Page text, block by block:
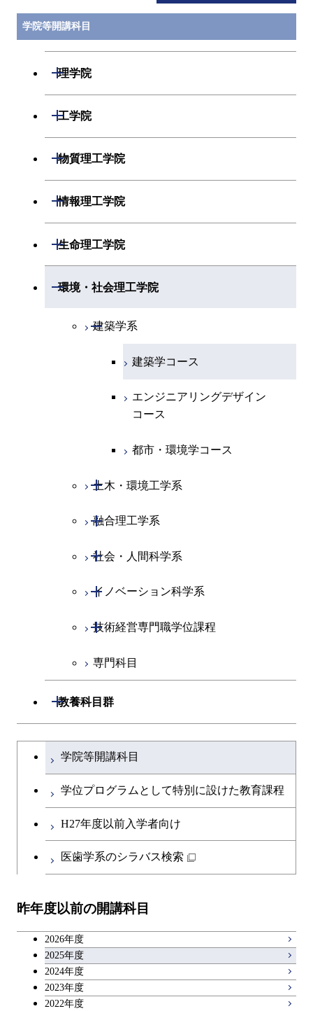
学院等開講科目
理学院
開閉
物理学コース
化学系
開閉
エネルギー・情報コース
物質・情報卓越コース
地球生命コース
専門科目
工学院
開閉
機械系
開閉
エネルギーコース
エンジニアリングデザイン
ース
原子核工学コース
システム制御コース
電気電子系
開閉
エネルギーコース
エネルギー・情報コース
ライフエンジニアリングコ
原子核工学コース
人間医療科学技術コース
物質・情報卓越コース
情報通信コース
エンジニアリングデザイン
ース
経営工学系
開閉
経営工学コース
エンジニアリングデザイン
専門科目
物質理工学院
開閉
材料系
開閉
エネルギーコース
ース
原子核工学コース
応用化学コース
ース
専門科目
情報理工学院
開閉
数理・計算科学系
開閉
ース
知能情報コース
生命理工学院
開閉
生命理工学系
開閉
生命理工学コース
ライフエンジニアリングコ
人間医療科学技術コース
物質・情報卓越コース
専門科目
環境・社会理工学院
開閉
建築学系
開閉
建築学コース
エンジニアリングデザイン
コース
都市・環境学コース
土木・環境工学系
開閉
土木工学コース
エンジニアリングデザイン
融合理工学系
開閉
地球環境共創コース
エネルギーコース
エネルギー・情報コース
エンジニアリングデザイン
コース
物質・情報卓越コース
社会・人間科学系
開閉
社会・人間科学コース
イノベーション科学系
開閉
イノベーション科学コース
人間医療科学技術コース
技術経営専門職学位課程
開閉
技術経営専門職学位課程
専門科目
教養科目群
開閉
文系教養科目
英語科目
第二外国語科目
キャリア科目
大学院課程を切り替える
学院等開講科目
学位プログラムとして特別に設けた教育課程
H27年度以前入学者向け
医歯学系のシラバス検索
昨年度以前の開講科目
2026年度
2025年度
2024年度
2023年度
2022年度